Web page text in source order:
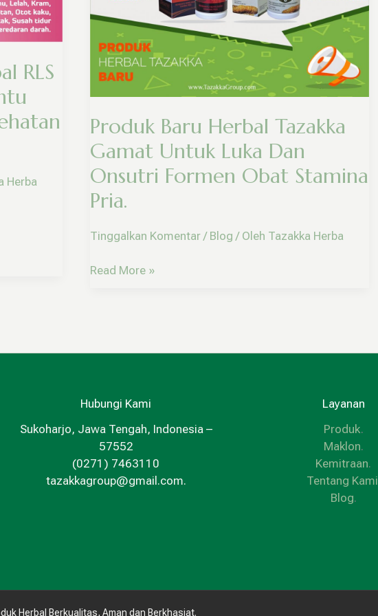
RLS
Herba
Produk Baru Herbal Tazakka
Gamat Untuk Luka Dan
Onsutri Formen Obat Stamina
Pria.
Tinggalkan Komentar / Blog / Oleh Tazakka Herba
Gamat
Untuk
Luka
Dan
Obat
Pria.
Read More »
Hubungi Kami
Sukoharjo, Jawa Tengah, Indonesia –
57552
(0271) 7463110
tazakkagroup@gmail.com.
Layanan
Produk.
Maklon.
Kemitraan.
Tentang Kami
Blog.
Herbal Berkualitas, Aman dan Berkhasiat.